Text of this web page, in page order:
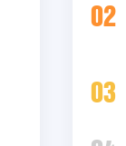
02
03